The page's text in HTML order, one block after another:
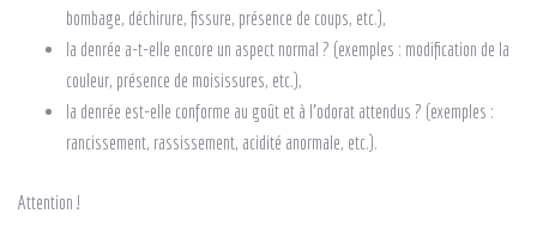
bombage, déchirure, fissure, présence de coups, etc.),
la denrée a-t-elle encore un aspect normal ? (exemples : modification de la
couleur, présence de moisissures, etc.),
la denrée est-elle conforme au goût et à l’odorat attendus ? (exemples :
rancissement, rassissement, acidité anormale, etc.).
Attention !